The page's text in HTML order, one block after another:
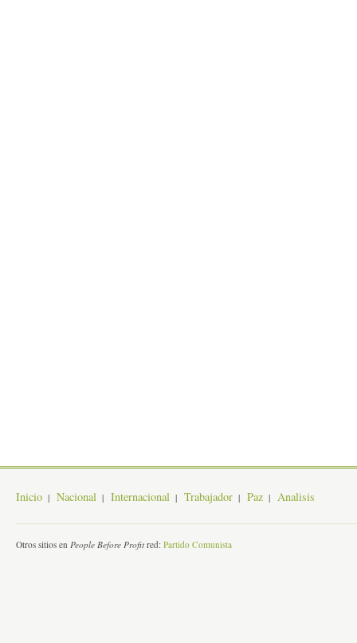
Inicio Nacional Internacional Trabajador Paz Analisis
Otros sitios en People Before Profit red: Partido Comunista